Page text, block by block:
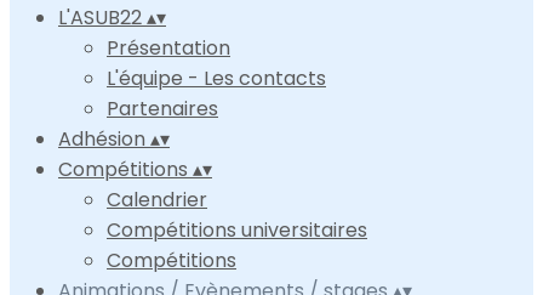
L'ASUB22▴▾
Présentation
L'équipe - Les contacts
Partenaires
Adhésion▴▾
Compétitions ▴▾
Calendrier
Compétitions universitaires
Compétitions